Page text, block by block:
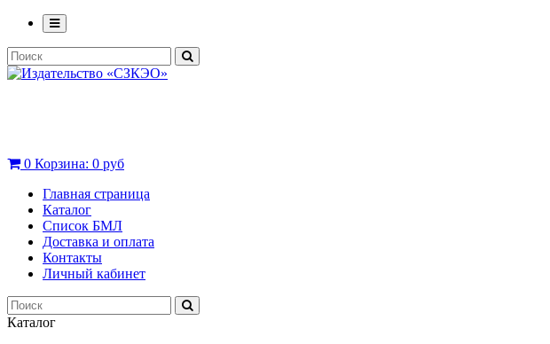
0 Корзина: 0 руб
Главная страница
Каталог
Список БМЛ
Доставка и оплата
Контакты
Личный кабинет
Каталог